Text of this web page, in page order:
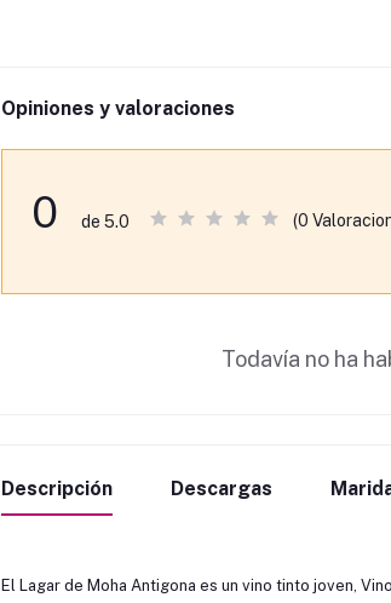
Opiniones y valoraciones
0 de 5.0 (0
Todavía no ha
Descripción Descargas
El Lagar de Moha Antigona es un vino tinto joven,